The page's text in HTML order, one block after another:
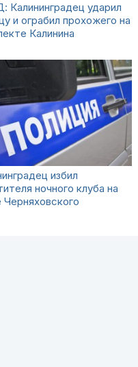
Калининградец ударил
и ограбил прохожего на
Калинина
избил
ночного клуба на
Черняховского